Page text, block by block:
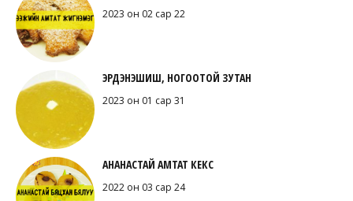
2023 он 02 сар 22
ЭРДЭНЭШИШ, НОГООТОЙ ЗУТАН
2023 он 01 сар 31
АНАНАСТАЙ АМТАТ КЕКС
2022 он 03 сар 24